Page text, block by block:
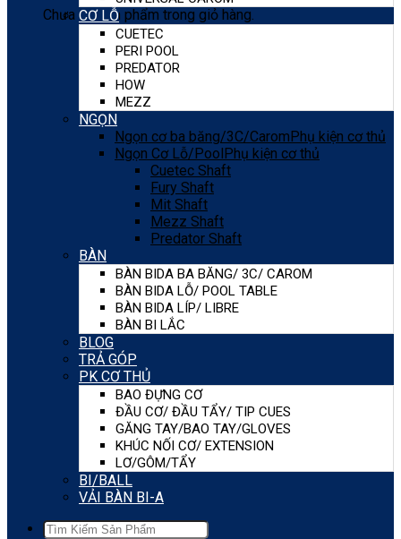
Chưa có sản phẩm trong giỏ hàng.
CƠ LỖ
CUETEC
PERI POOL
PREDATOR
HOW
MEZZ
NGỌN
Ngọn cơ ba băng/3C/CaromPhụ kiện cơ thủ
Ngọn Cơ Lỗ/PoolPhụ kiện cơ thủ
Cuetec Shaft
Fury Shaft
Mit Shaft
Mezz Shaft
Predator Shaft
BÀN
BÀN BIDA BA BĂNG/ 3C/ CAROM
BÀN BIDA LỖ/ POOL TABLE
BÀN BIDA LÍP/ LIBRE
BÀN BI LẮC
BLOG
TRẢ GÓP
PK CƠ THỦ
BAO ĐỰNG CƠ
ĐẦU CƠ/ ĐẦU TẨY/ TIP CUES
GĂNG TAY/BAO TAY/GLOVES
KHÚC NỐI CƠ/ EXTENSION
LƠ/GÔM/TẨY
BI/BALL
VẢI BÀN BI-A
Tìm